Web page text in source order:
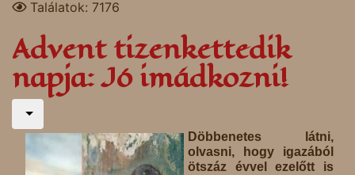
Találatok: 7176
Advent tizenkettedik
napja: Jó imádkozni!
Döbbenetes látni,
olvasni, hogy igazából
ötszáz évvel ezelőtt is